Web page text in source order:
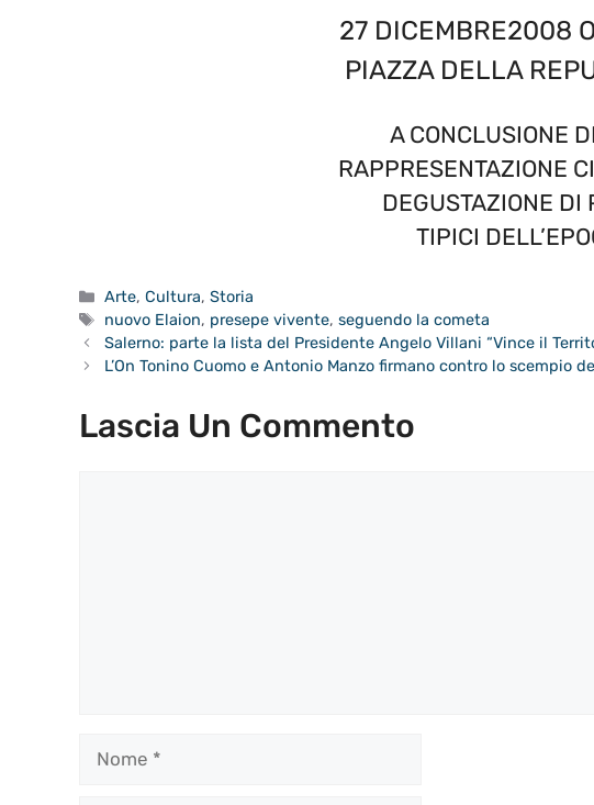
27 DICEMBRE2008
PIAZZA DELLA
A CONCLUSIONE
RAPPRESENTAZIONE
DEGUSTAZIONE DI
TIPICI
Categorie
Arte,Cultura,Storia
Tag
nuovo Elaion, presepe vivente,seguendo la cometa
Salerno: parte la lista del Presidente Angelo Villani “Vince il
L’On Tonino Cuomo e Antonio Manzo firmano contro lo scempio
Lascia Un Commento